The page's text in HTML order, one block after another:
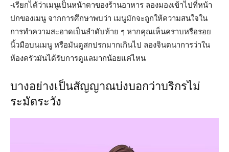
-เรียกได้ว่าเมนูเป็นหน้าตาของร้านอาหาร ลองมองเข้าไปที่หน้า
ปกของเมนู จากการศึกษาพบว่า เมนูมักจะถูกให้ความสนใจใน
การทำความสะอาดเป็นลำดับท้าย ๆ หากคุณเห็นคราบหรือรอย
นิ้วมือบนเมนู หรือมันดูสกปรกมากเกินไป ลองจินตนาการว่าใน
ห้องครัวมันได้รับการดูแลมากน้อยแค่ไหน
บางอย่างเป็นสัญญาณบ่งบอกว่าบริกรไม่
ระมัดระวัง